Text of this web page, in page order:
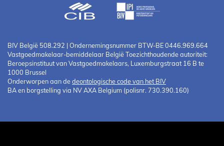
BIV België 508.292 | Ondernemingsnummer BTW-BE 0446.969.664
Vastgoedmakelaar-bemiddelaar België Toezichthoudende autoriteit:
Beroepsinstituut van Vastgoedmakelaars, Luxemburgstraat 16 B te
1000 Brussel
Onderworpen aan dedeontologische code van het BIV
BA en borgstelling via NV AXA Belgium (polisnr. 730.390.160)